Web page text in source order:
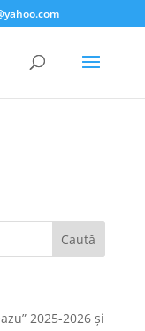
2025-2026 și